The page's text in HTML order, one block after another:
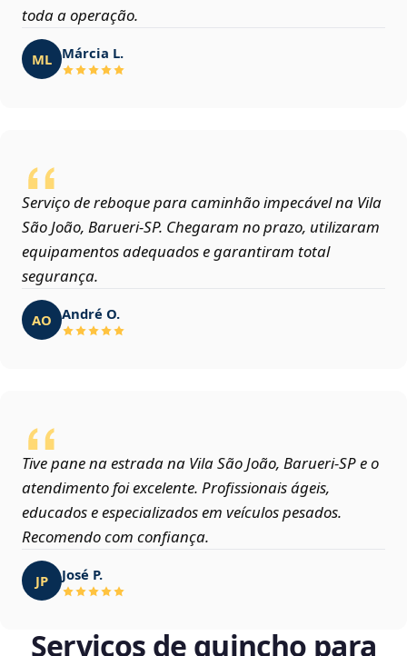
toda a operação.
ML Márcia L.
Serviço de reboque para caminhão impecável na Vila
São João, Barueri‑SP. Chegaram no prazo, utilizaram
equipamentos adequados e garantiram total
segurança.
AO André O.
Tive pane na estrada na Vila São João, Barueri‑SP e o
atendimento foi excelente. Profissionais ágeis,
educados e especializados em veículos pesados.
Recomendo com confiança.
JP José P.
Serviços de guincho para